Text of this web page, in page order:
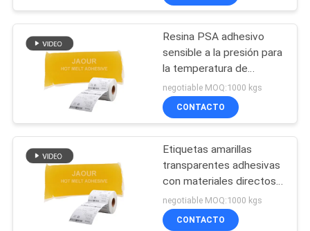
MAPA
DEL
SITIO
POLÍTICA
DE
PRIVACIDAD
Pegamento caliente
del pegamento del
derretimiento
18
pegamento caliente
del derretimiento
Resina PSA adhesivo
sensible a la presión para
la temperatura de
revestimiento 160C-
180C en Shanghai
negotiable MOQ:1000 kgs
CONTACTO
Etiquetas amarillas
transparentes adhesivas
con materiales directos
ventaja de compra
negotiable MOQ:1000 kgs
CONTACTO